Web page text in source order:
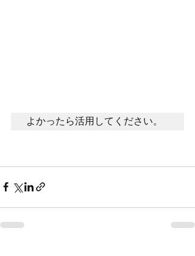
よかったら活用してください。